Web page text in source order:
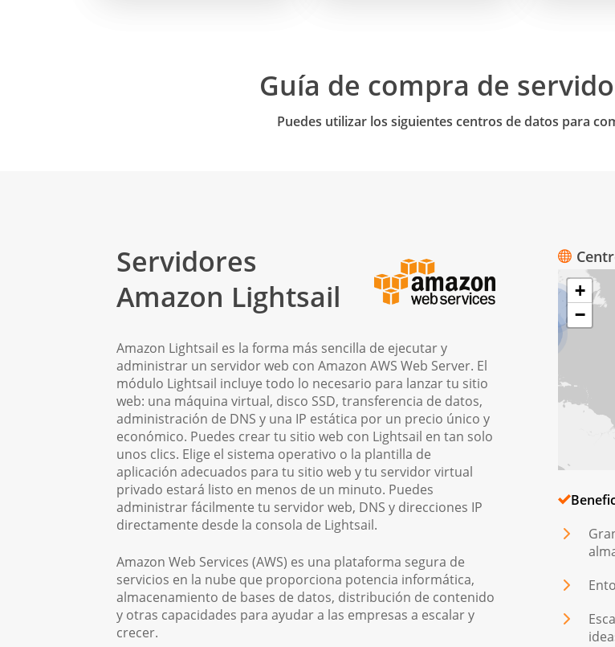
Guía de compra de
Puedes utilizar los siguientes centros de datos para
Servidores
Amazon Lightsail
Amazon Lightsail es la forma más sencilla de ejecutar y
administrar un servidor web con Amazon AWS Web Server. El
módulo Lightsail incluye todo lo necesario para lanzar tu sitio
web: una máquina virtual, disco SSD, transferencia de datos,
administración de DNS y una IP estática por un precio único y
económico. Puedes crear tu sitio web con Lightsail en tan solo
unos clics. Elige el sistema operativo o la plantilla de
aplicación adecuados para tu sitio web y tu servidor virtual
privado estará listo en menos de un minuto. Puedes
administrar fácilmente tu servidor web, DNS y direcciones IP
directamente desde la consola de Lightsail.
Amazon Web Services (AWS) es una plataforma segura de
servicios en la nube que proporciona potencia informática,
almacenamiento de bases de datos, distribución de contenido
y otras capacidades para ayudar a las empresas a escalar y
crecer.
+
−